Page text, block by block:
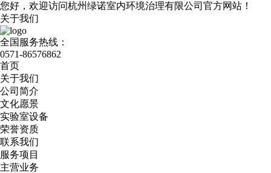
您好，欢迎访问杭州绿诺室内环境治理有限公司官方网站！
关于我们
全国服务热线：
0571-86576862
首页
关于我们
公司简介
文化愿景
实验室设备
荣誉资质
联系我们
服务项目
主营业务